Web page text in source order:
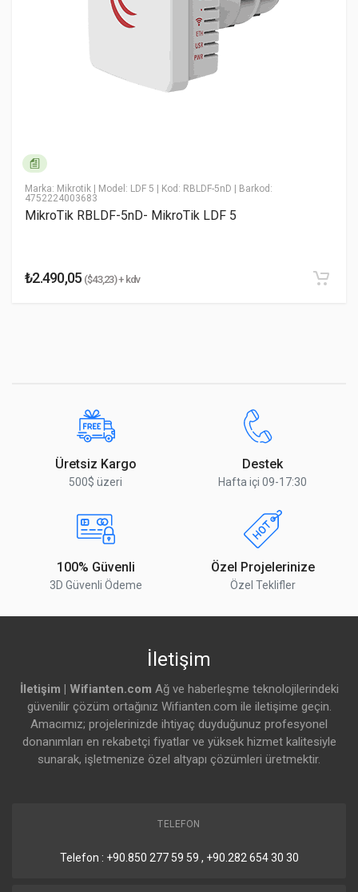
Marka: Mikrotik | Model: LDF 5 | Kod: RBLDF-5nD | Barkod:
4752224003683
MikroTik RBLDF-5nD- MikroTik LDF 5
₺2.490,05 ($43,23) + kdv
Üretsiz Kargo
500$ üzeri
Destek
Hafta içi 09-17:30
100% Güvenli
3D Güvenli Ödeme
Özel Projelerinize
Özel Teklifler
İletişim
İletişim | Wifianten.com Ağ ve haberleşme teknolojilerindeki
güvenilir çözüm ortağınız Wifianten.com ile iletişime geçin.
Amacımız; projelerinizde ihtiyaç duyduğunuz profesyonel
donanımları en rekabetçi fiyatlar ve yüksek hizmet kalitesiyle
sunarak, işletmenize özel altyapı çözümleri üretmektir.
TELEFON
Telefon : +90.850 277 59 59 , +90.282 654 30 30